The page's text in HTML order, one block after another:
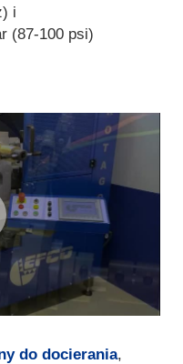
i
(87-100 psi)
do docierania,